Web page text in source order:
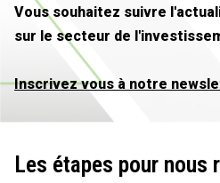
Vous souhaitez suivre
sur le secteur de
Inscrivez vous à notre
Les étapes pour nous